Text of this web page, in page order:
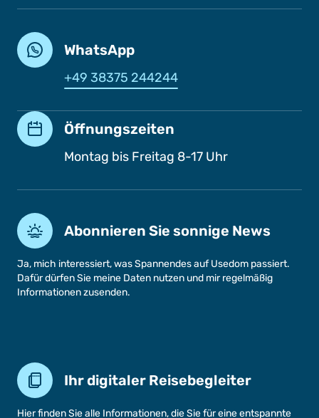
WhatsApp
+49 38375 244244
Öffnungszeiten
Montag bis Freitag 8-17 Uhr
Abonnieren Sie sonnige News
Ja, mich interessiert, was Spannendes auf Usedom passiert.
Dafür dürfen Sie meine Daten nutzen und mir regelmäßig
Informationen zusenden.
Ihr digitaler Reisebegleiter
Hier finden Sie alle Informationen, die Sie für eine entspannte